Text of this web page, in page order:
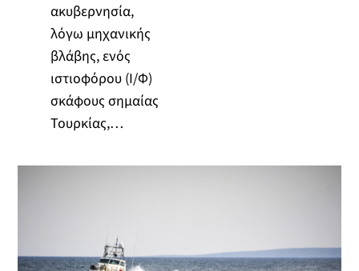
ακυβερνησία,
λόγω μηχανικής
βλάβης, ενός
ιστιοφόρου (Ι/Φ)
σκάφους σημαίας
Τουρκίας,…